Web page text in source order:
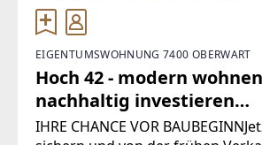
EIGENTUMSWOHNUNG 7400 OBERWART
Hoch 42 - modern
nachhaltig investieren
(Provisionsfrei)
IHRE CHANCE VOR